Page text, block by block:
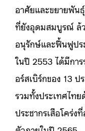
อาศัยและขยายพัน
ที่ยังอุดมสมบูรณ์ ล้
อนุรักษ์และฟื้นฟูปร
ในปี 2553 ได้มีกา
อร์สเบิร์กของ 13 ป
รวมทั้งประเทศไท
ประชากรเสือโคร่ง